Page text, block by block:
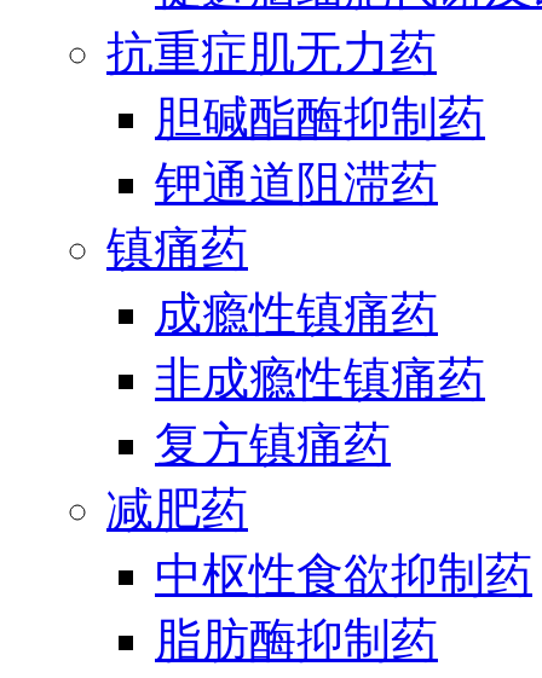
抗重症肌无力药
胆碱酯酶抑制药
钾通道阻滞药
镇痛药
成瘾性镇痛药
非成瘾性镇痛药
复方镇痛药
减肥药
中枢性食欲抑制药
脂肪酶抑制药